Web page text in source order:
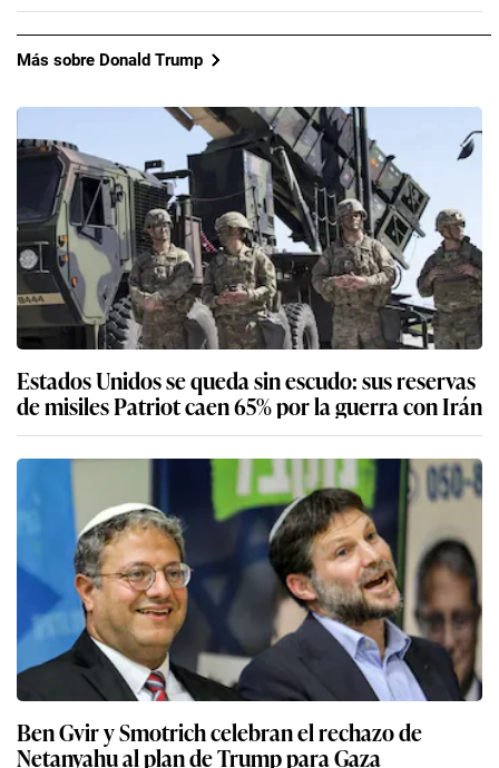
Más sobre Donald Trump
Estados Unidos se queda sin escudo: sus reservas
de misiles Patriot caen 65% por la guerra con Irán
Ben Gvir y Smotrich celebran el rechazo de
Netanyahu al plan de Trump para Gaza